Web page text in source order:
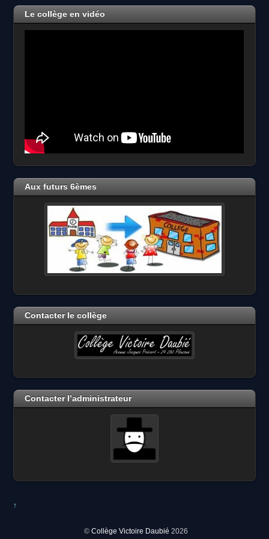
2026
Le collège en vidéo
Aux futurs 6èmes
Contacter le collège
Contacter l’administrateur
↑
© Collège Victoire Daubié 2026